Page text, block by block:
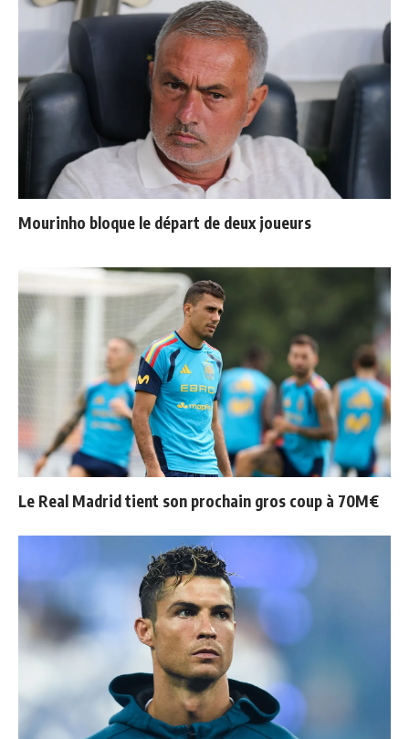
Mourinho bloque le départ de deux joueurs
Le Real Madrid tient son prochain gros coup à 70M€